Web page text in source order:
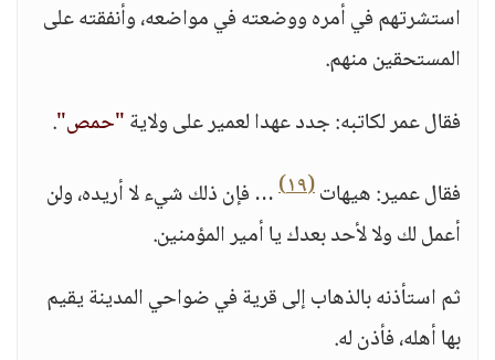
استشرتهم في أمره ووضعته في مواضعه، وأنفقته على
المستحقين منهم.
فقال عمر لكاتبه: جدد عهدا لعمير على ولاية"حمص".
فقال عمير: هيهات(١٩)
… فإن ذلك شيء لا أريده، ولن
أعمل لك ولا لأحد بعدك يا أمير المؤمنين.
ثم استأذنه بالذهاب إلى قرية في ضواحي المدينة يقيم
بها أهله، فأذن له.